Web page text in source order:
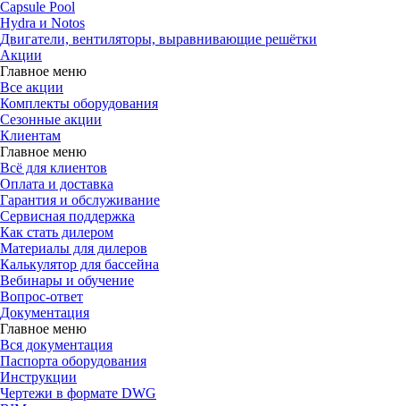
Capsule Pool
Hydra и Notos
Двигатели, вентиляторы, выравнивающие решётки
Акции
Главное меню
Все акции
Комплекты оборудования
Сезонные акции
Клиентам
Главное меню
Всё для клиентов
Оплата и доставка
Гарантия и обслуживание
Сервисная поддержка
Как стать дилером
Материалы для дилеров
Калькулятор для бассейна
Вебинары и обучение
Вопрос-ответ
Документация
Главное меню
Вся документация
Паспорта оборудования
Инструкции
Чертежи в формате DWG